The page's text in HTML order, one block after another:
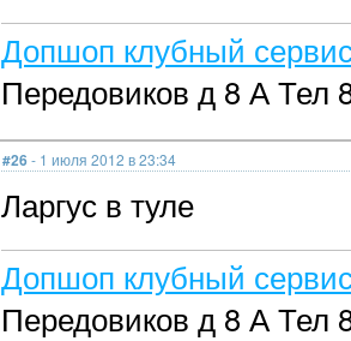
Допшоп клубный
Передовиков д 8 А Тел
#26- 1 июля 2012 в 23:34
Ларгус в туле
Допшоп клубный
Передовиков д 8 А Тел